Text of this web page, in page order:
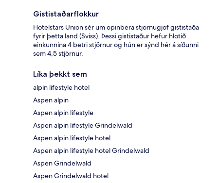
Gististaðarflokkur
Hotelstars Union sér um opinbera stjörnugjöf gististaða
fyrir þetta land (Sviss). Þessi gististaður hefur hlotið
einkunnina 4 betri stjörnur og hún er sýnd hér á síðunni
sem 4,5 stjörnur.
Líka þekkt sem
alpin lifestyle hotel
Aspen alpin
Aspen alpin lifestyle
Aspen alpin lifestyle Grindelwald
Aspen alpin lifestyle hotel
Aspen alpin lifestyle hotel Grindelwald
Aspen Grindelwald
Aspen Grindelwald hotel